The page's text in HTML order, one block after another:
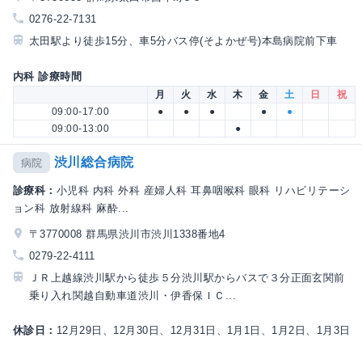
0276-22-7131
太田駅より徒歩15分、車5分バス停(そよかぜ号)本島病院前下車
内科 診療時間
月 火 水 木 金 土 日
祝
09:00-17:00
● ● ● ●
●
09:00-13:00
●
病院 渋川総合病院
診療科： 小児科 内科 外科 産婦人科 耳鼻咽喉科 眼科 リハビリテーシ
ョン科 放射線科 麻酔...
〒3770008 群馬県渋川市渋川1338番地4
0279-22-4111
ＪＲ上越線渋川駅から徒歩５分渋川駅からバスで３分正面玄関前
乗り入れ関越自動車道渋川・伊香保ＩＣ...
休診日： 12月29日、12月30日、12月31日、1月1日、1月2日、1月3日